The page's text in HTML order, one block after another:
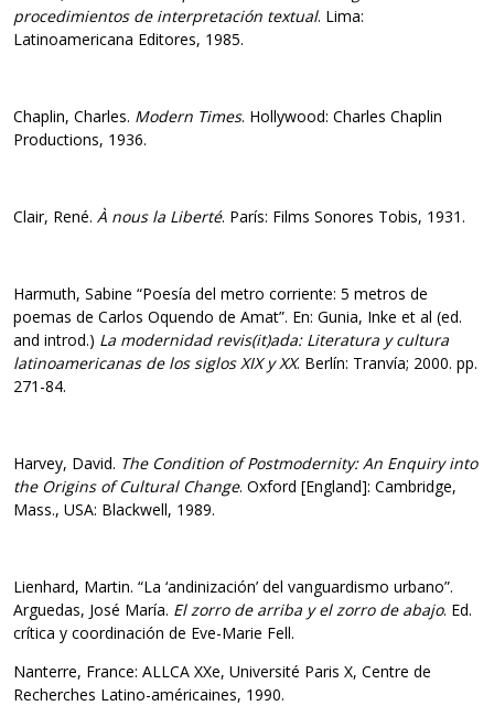
procedimientos de interpretación textual. Lima:
Latinoamericana Editores, 1985.
Chaplin, Charles. Modern Times. Hollywood: Charles Chaplin
Productions, 1936.
Clair, René. À nous la Liberté. París: Films Sonores Tobis, 1931.
Harmuth, Sabine “Poesía del metro corriente: 5 metros de
poemas de Carlos Oquendo de Amat”. En: Gunia, Inke et al (ed.
and introd.) La modernidad revis(it)ada: Literatura y cultura
latinoamericanas de los siglos XIX y XX. Berlín: Tranvía; 2000. pp.
271-84.
Harvey, David. The Condition of Postmodernity: An Enquiry into
the Origins of Cultural Change. Oxford [England]: Cambridge,
Mass., USA: Blackwell, 1989.
Lienhard, Martin. “La ‘andinización’ del vanguardismo urbano”.
Arguedas, José María. El zorro de arriba y el zorro de abajo. Ed.
crítica y coordinación de Eve-Marie Fell.
Nanterre, France: ALLCA XXe, Université Paris X, Centre de
Recherches Latino-américaines, 1990.